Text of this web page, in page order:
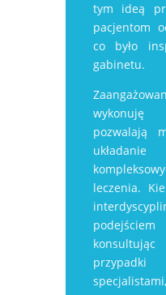
tym ideą
pacjentom
co było
gabinetu.
pozwalają
leczenia.